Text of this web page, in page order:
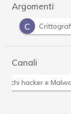
Argomenti
C
Crittografia
Canali
Attacchi